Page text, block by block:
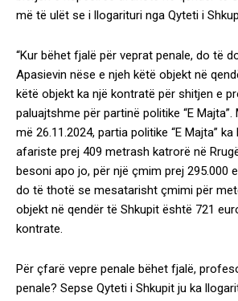
më të ulët se i llogarituri nga Qyteti i
“Kur bëhet fjalë për veprat penale, do të
Apasievin nëse e njeh këtë objekt në
këtë objekt ka një kontratë për shitjen e
paluajtshme për partinë politike “E
më 26.11.2024, partia politike “E Majta”
afariste prej 409 metrash katrorë në
besoni apo jo, për një çmim prej 295.000
do të thotë se mesatarisht çmimi për
objekt në qendër të Shkupit është 721
kontrate.
Për çfarë vepre penale bëhet fjalë,
penale? Sepse Qyteti i Shkupit ju ka